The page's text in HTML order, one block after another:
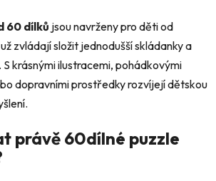
l
á
d
a
c
r
v
60 dílků jsou navrženy pro děti od
zvládají složit jednodušší skládanky a
krásnými ilustracemi, pohádkovými
dopravními prostředky rozvíjejí dětskou
právě 60dílné puzzle